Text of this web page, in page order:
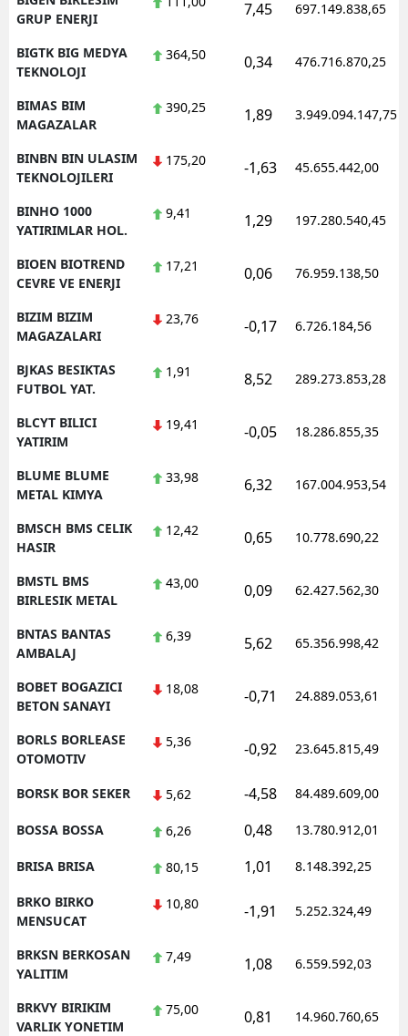
GRUP ENERJI
7,45 697.149.838,65
BIGTK BIG MEDYA
TEKNOLOJI
364,50 0,34 476.716.870,25
BIMAS BIM
MAGAZALAR
390,25 1,89 3.949.094.147,75
BINBN BIN ULASIM
TEKNOLOJILERI
175,20 -1,63 45.655.442,00
BINHO 1000
YATIRIMLAR HOL.
9,41 1,29 197.280.540,45
BIOEN BIOTREND
CEVRE VE ENERJI
17,21 0,06 76.959.138,50
BIZIM BIZIM
MAGAZALARI
23,76 -0,17 6.726.184,56
BJKAS BESIKTAS
FUTBOL YAT.
1,91 8,52 289.273.853,28
BLCYT BILICI
YATIRIM
19,41 -0,05 18.286.855,35
BLUME BLUME
METAL KIMYA
33,98 6,32 167.004.953,54
BMSCH BMS CELIK
HASIR
12,42 0,65 10.778.690,22
BMSTL BMS
BIRLESIK METAL
43,00 0,09 62.427.562,30
BNTAS BANTAS
AMBALAJ
6,39 5,62 65.356.998,42
BOBET BOGAZICI
BETON SANAYI
18,08 -0,71 24.889.053,61
BORLS BORLEASE
OTOMOTIV
5,36 -0,92 23.645.815,49
BORSK BOR SEKER 5,62 -4,58 84.489.609,00
BOSSA BOSSA 6,26 0,48 13.780.912,01
BRISA BRISA 80,15 1,01 8.148.392,25
BRKO BIRKO
MENSUCAT
10,80 -1,91 5.252.324,49
BRKSN BERKOSAN
YALITIM
7,49 1,08 6.559.592,03
BRKVY BIRIKIM
VARLIK YONETIM
75,00 0,81 14.960.760,65